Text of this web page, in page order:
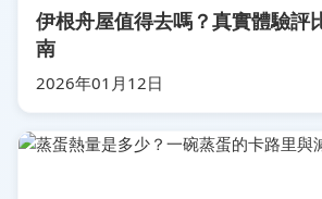
伊根舟屋值得去嗎？真實體驗評
南
2026年01月12日